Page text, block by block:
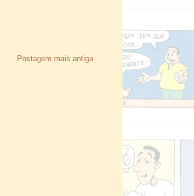
Postagem mais antiga